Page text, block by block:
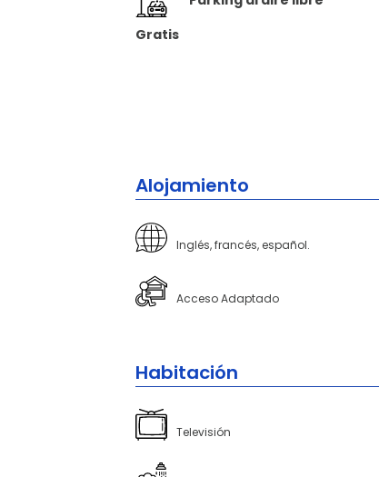
Gratis
Alojamiento
Inglés, francés, español.
Acceso Adaptado
Habitación
Televisión